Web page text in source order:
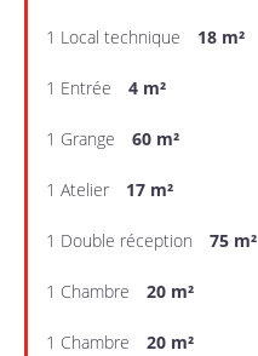
1 Local technique 18 m²
1 Entrée 4 m²
1 Grange 60 m²
1 Atelier 17 m²
1 Double réception 75 m²
1 Chambre 20 m²
1 Chambre 20 m²